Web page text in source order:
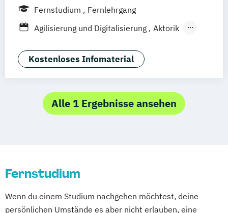
Bonn
Nürnberg München
Zürich Rostock Dortmund
Fernstudium
Fernlehrgang
Agilisierung und Digitalisierung
Aktorik
Angewandte Mathematik
Animation Design App-Entwicklung
Betriebswirtschaftslehre
Betriebswirtschaftslehre und
Computational Chemistry
Development
Kostenloses Infomaterial
Alle 1 Ergebnisse ansehen
Fernstudium
Wenn du einem Studium nachgehen möchtest, deine
persönlichen Umstände es aber nicht erlauben, eine